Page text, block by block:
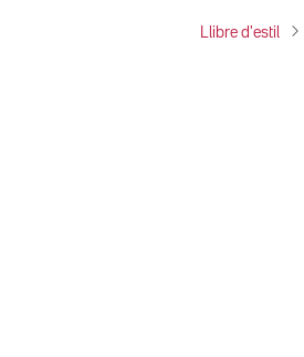
Llibre d'estil